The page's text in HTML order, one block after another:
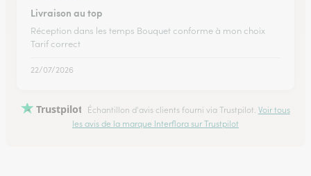
Livraison au top
Réception dans les temps Bouquet conforme à mon choix
Tarif correct
22/07/2026
Trustpilot Échantillon d'avis clients fourni via Trustpilot. Voir tous
les avis de la marque Interflora sur Trustpilot